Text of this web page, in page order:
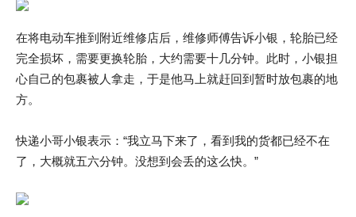
在将电动车推到附近维修店后，维修师傅告诉小银，轮胎已经
完全损坏，需要更换轮胎，大约需要十几分钟。此时，小银担
心自己的包裹被人拿走，于是他马上就赶回到暂时放包裹的地
方。
快递小哥小银表示：“我立马下来了，看到我的货都已经不在
了，大概就五六分钟。没想到会丢的这么快。”